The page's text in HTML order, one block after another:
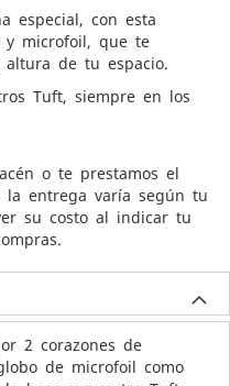
especial, con esta
y microfoil, que te
de tu espacio.
Tuft, siempre en los
o te prestamos el
la entrega varía según tu
su costo al indicar tu
2 corazones de
de microfoil como